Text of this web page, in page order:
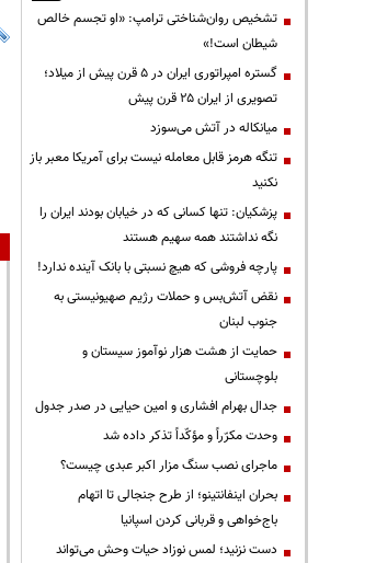
تشخیص روان‌شناختی ترامپ: «او تجسم خالص
شیطان است!»
گستره امپراتوری ایران در ۵ قرن پیش از میلاد؛
تصویری از ایران ۲۵ قرن پیش
میانکاله در آتش می‌سوزد
تنگه هرمز قابل معامله نیست برای آمریکا معبر باز
نکنید
پزشکیان: تنها کسانی که در خیابان بودند ایران را
نگه نداشتند همه سهیم هستند
پارچه فروشی که هیچ نسبتی با بانک آینده ندارد!
نقض آتش‌بس و حملات رژیم صهیونیستی به
جنوب لبنان
حمایت از هشت هزار نوآموز سیستان و
بلوچستانی
جدال بهرام افشاری و امین حیایی در صدر جدول
وحدت مکرّراً و مؤکّداً تذکر داده شد
ماجرای نصب سنگ مزار اکبر عبدی چیست؟
بحران اینفانتینو؛ از طرح جنجالی تا اتهام
باج‌خواهی و قربانی کردن اسپانیا
دست نزنید؛ لمس نوزاد حیات وحش می‌تواند